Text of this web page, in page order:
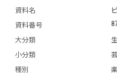
資料名
資料番号
大分類
小分類
種別